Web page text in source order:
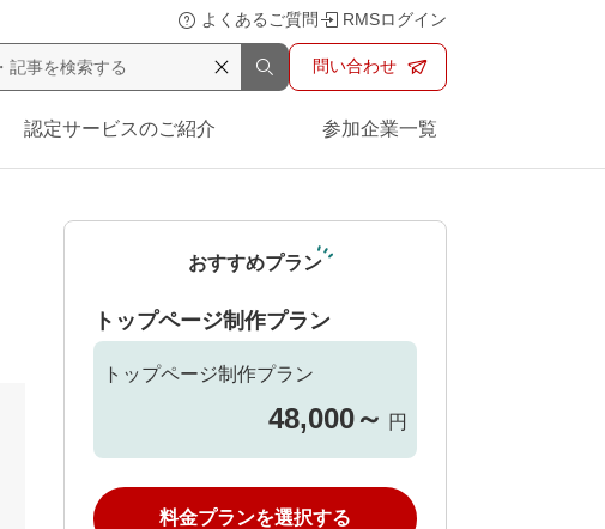
よくあるご質問 RMSログイン
問い合わせ
認定サービスのご紹介 参加企業一覧
おすすめプラン
トップページ制作プラン
トップページ制作プラン
48,000～ 円
料金プランを選択する